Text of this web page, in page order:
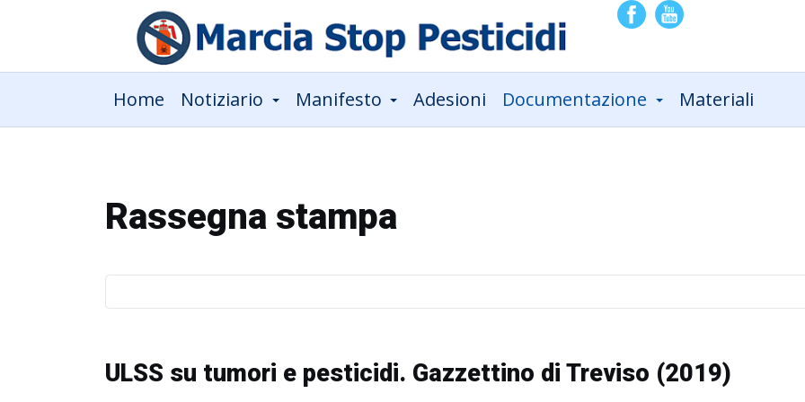
Home Notiziario Manifesto Adesioni Documentazione Materiali
Rassegna stampa
ULSS su tumori e pesticidi. Gazzettino di Treviso (2019)